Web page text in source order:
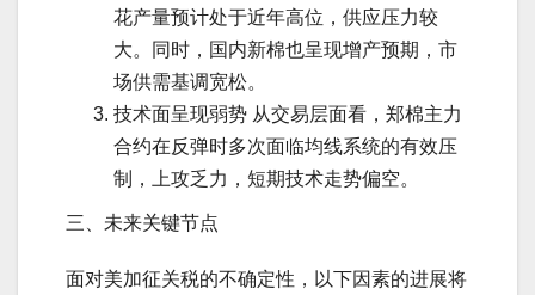
花产量预计处于近年高位，供应压力较
大。同时，国内新棉也呈现增产预期，市
场供需基调宽松。
技术面呈现弱势 从交易层面看，郑棉主力
合约在反弹时多次面临均线系统的有效压
制，上攻乏力，短期技术走势偏空。
三、未来关键节点
面对美加征关税的不确定性，以下因素的进展将